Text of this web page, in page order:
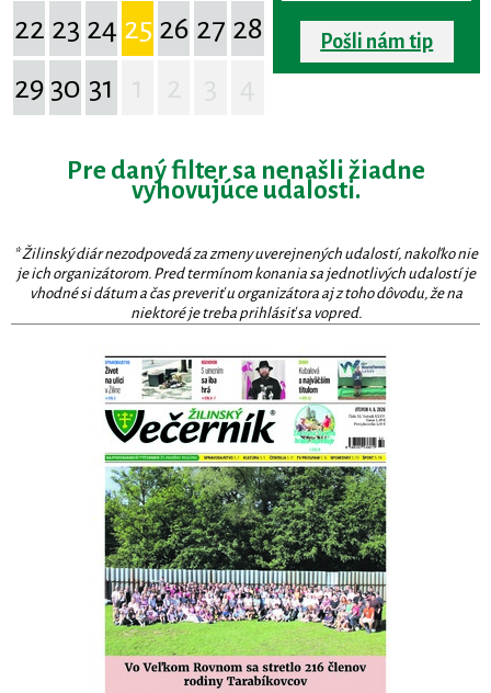
22 23 24 25 26 27 28
29 30 31
Pošli nám tip
Pre daný filter sa nenašli žiadne
vyhovujúce udalosti.
* Žilinský diár nezodpovedá za zmeny uverejnených udalostí, nakoľko nie
je ich organizátorom. Pred termínom konania sa jednotlivých udalostí je
vhodné si dátum a čas preveriť u organizátora aj z toho dôvodu, že na
niektoré je treba prihlásiť sa vopred.